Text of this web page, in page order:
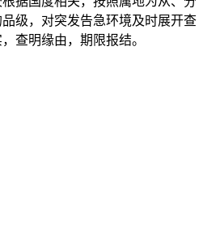
级，对突发告急环境及时展开查
查明缘由，期限报结。